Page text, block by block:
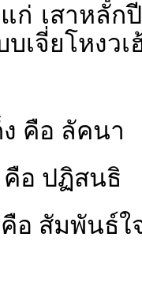
ก่ เสาหลัก
เจี่ยโหงว
ง คือ ลัคนา
คือ ปฏิสนธิ
อ สัมพันธ์ใ